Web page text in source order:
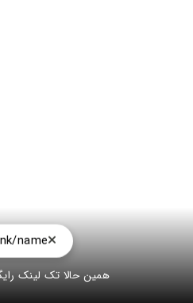
name
همین حالا تک لینک